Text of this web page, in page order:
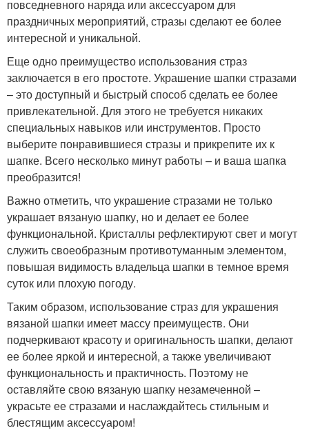
повседневного наряда или аксессуаром для
праздничных мероприятий, стразы сделают ее более
интересной и уникальной.
Еще одно преимущество использования страз
заключается в его простоте. Украшение шапки стразами
– это доступный и быстрый способ сделать ее более
привлекательной. Для этого не требуется никаких
специальных навыков или инструментов. Просто
выберите понравившиеся стразы и прикрепите их к
шапке. Всего несколько минут работы – и ваша шапка
преобразится!
Важно отметить, что украшение стразами не только
украшает вязаную шапку, но и делает ее более
функциональной. Кристаллы рефлектируют свет и могут
служить своеобразным противотуманным элементом,
повышая видимость владельца шапки в темное время
суток или плохую погоду.
Таким образом, использование страз для украшения
вязаной шапки имеет массу преимуществ. Они
подчеркивают красоту и оригинальность шапки, делают
ее более яркой и интересной, а также увеличивают
функциональность и практичность. Поэтому не
оставляйте свою вязаную шапку незамеченной –
украсьте ее стразами и наслаждайтесь стильным и
блестящим аксессуаром!